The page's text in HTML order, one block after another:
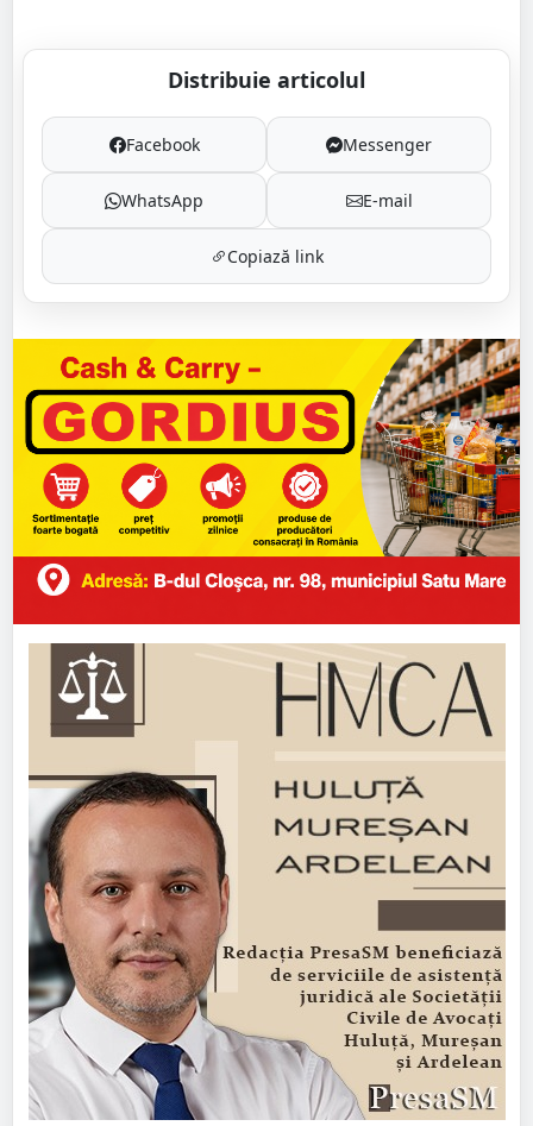
Distribuie articolul
Facebook Messenger
WhatsApp E-mail
Copiază link